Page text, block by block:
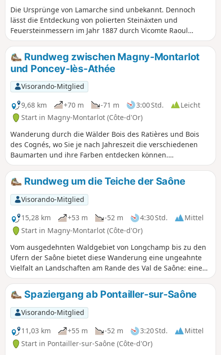
Die Ursprünge von Lamarche sind unbekannt. Dennoch
lässt die Entdeckung von polierten Steinäxten und
Feuersteinmessern im Jahr 1887 durch Vicomte Raoul
Legouz de Saint-Seine auf eine Besiedlung des Gebiets seit
der Jungsteinzeit schließen, auch wenn es den Anschein
hat, dass diese Werkzeuge, die am Zusammenfluss von
Bèze und Saône gefunden wurden, durch die Hochwasser
dieser Flüsse hierher transportiert wurden. Dieser ruhige
Spaziergang im Staatswald ist ein wahrer Moment der
Entspannung.
Rundweg zwischen Magny-Montarlot
und Poncey-lès-Athée
Visorando-Mitglied
9,68 km
+70 m -71 m 3:00 Std.
Leicht
Start in Magny-Montarlot (Côte-d'Or)
Wanderung durch die Wälder Bois des Ratières und Bois
des Cognés, wo Sie je nach Jahreszeit die verschiedenen
Baumarten und ihre Farben entdecken können.
Durchquerung von Poncey-Treidelpfad-Athée
(ungewöhnliche Kapelle) und Passage am Ufer der Saône
(Staudamm). Rückweg durch die Wiesen.
Rundweg um die Teiche der Saône
Visorando-Mitglied
15,28 km
+53 m -52 m 4:30 Std.
Mittel
Start in Magny-Montarlot (Côte-d'Or)
Vom ausgedehnten Waldgebiet von Longchamp bis zu den
Ufern der Saône bietet diese Wanderung eine ungeahnte
Vielfalt an Landschaften am Rande des Val de Saône: eine
reiche Flora und Fauna, charmante Dörfer mit ihren
Kirchen, Waschhäusern und dem Schloss in Athé.
Außerdem gibt es den Staudamm an der Saône und der
Plate in Poncey-lès-Athée, die Teiche in Magny-Montarlot
und die wunderschönen Dörfer mit ihrer reichen
Geschichte. Los geht's!
Spaziergang ab Pontailler-sur-Saône
Visorando-Mitglied
11,03 km
+55 m -52 m 3:20 Std.
Mittel
Start in Pontailler-sur-Saône (Côte-d'Or)